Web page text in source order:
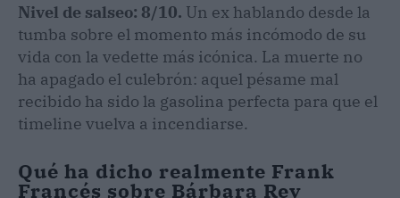
Nivel de salseo: 8/10. Un ex hablando desde la
tumba sobre el momento más incómodo de su
vida con la vedette más icónica. La muerte no
ha apagado el culebrón: aquel pésame mal
recibido ha sido la gasolina perfecta para que el
timeline vuelva a incendiarse.
Qué ha dicho realmente Frank
Francés sobre Bárbara Rey